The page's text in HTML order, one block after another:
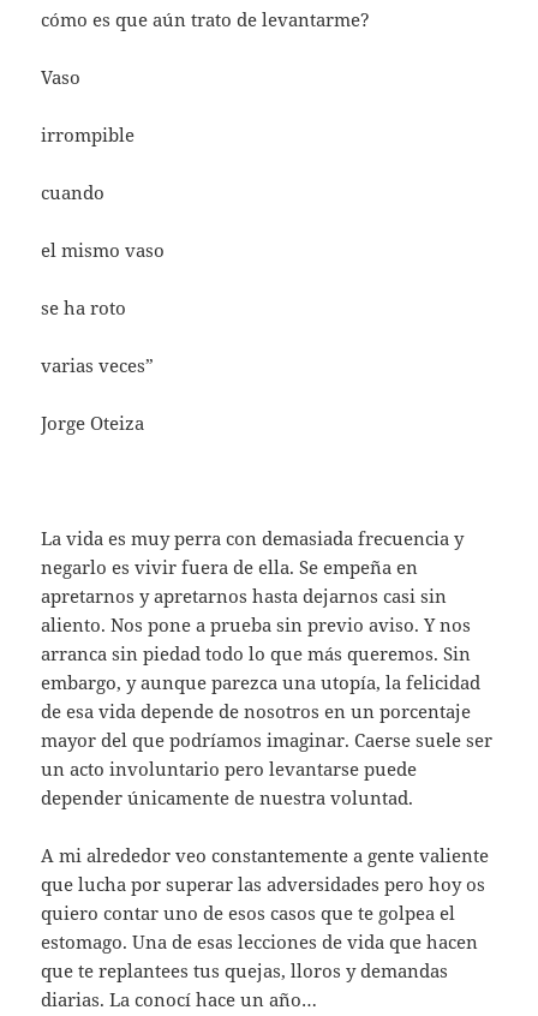
cómo es que aún trato de levantarme?
Vaso
irrompible
cuando
el mismo vaso
se ha roto
varias veces”
Jorge Oteiza
La vida es muy perra con demasiada frecuencia y
negarlo es vivir fuera de ella. Se empeña en
apretarnos y apretarnos hasta dejarnos casi sin
aliento. Nos pone a prueba sin previo aviso. Y nos
arranca sin piedad todo lo que más queremos. Sin
embargo, y aunque parezca una utopía, la felicidad
de esa vida depende de nosotros en un porcentaje
mayor del que podríamos imaginar. Caerse suele ser
un acto involuntario pero levantarse puede
depender únicamente de nuestra voluntad.
A mi alrededor veo constantemente a gente valiente
que lucha por superar las adversidades pero hoy os
quiero contar uno de esos casos que te golpea el
estomago. Una de esas lecciones de vida que hacen
que te replantees tus quejas, lloros y demandas
diarias. La conocí hace un año…